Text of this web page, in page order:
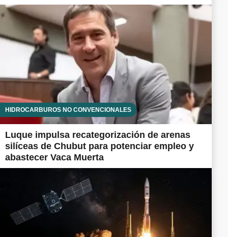
HIDROCARBUROS NO CONVENCIONALES
Luque impulsa recategorización de arenas
silíceas de Chubut para potenciar empleo y
abastecer Vaca Muerta